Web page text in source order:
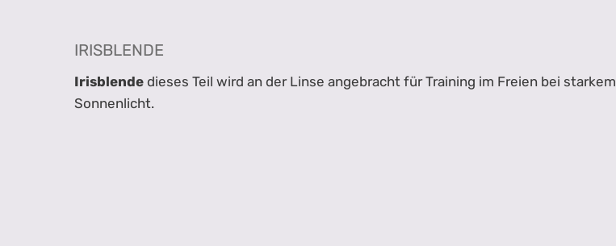
IRISBLENDE
Irisblende dieses Teil wird an der Linse angebracht für Training im Freien bei starkem
Sonnenlicht.